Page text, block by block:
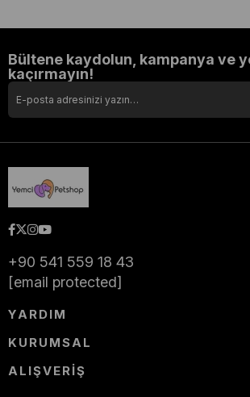
Bültene kaydolun, kampanya ve
kaçırmayın!
+90 541 559 18 43
[email protected]
YARDIM
KURUMSAL
ALIŞVERİŞ